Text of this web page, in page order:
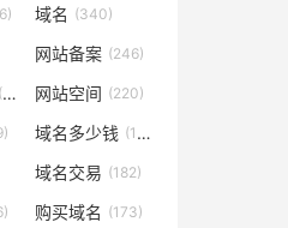
域名 (340)
网站备案 (246)
(221) 网站空间 (220)
域名多少钱 (196)
域名交易 (182)
购买域名 (173)